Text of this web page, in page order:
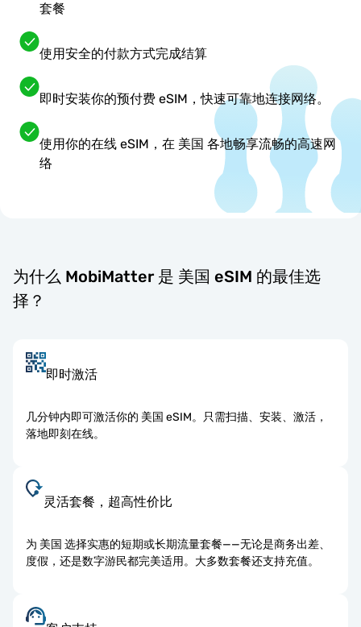
套餐
使用安全的付款方式完成结算
即时安装你的预付费 eSIM，快速可靠地连接网络。
使用你的在线 eSIM，在 美国 各地畅享流畅的高速网
络
为什么 MobiMatter 是 美国 eSIM 的最佳选
择？
即时激活
几分钟内即可激活你的 美国 eSIM。只需扫描、安装、激活，
落地即刻在线。
灵活套餐，超高性价比
为 美国 选择实惠的短期或长期流量套餐——无论是商务出差、
度假，还是数字游民都完美适用。大多数套餐还支持充值。